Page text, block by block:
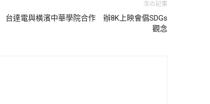
次の記事
台達電與橫濱中華學院合作 辦8K上映會倡SDGs
觀念